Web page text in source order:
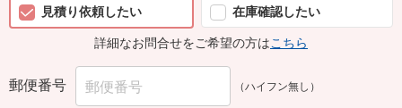
見積り依頼したい
在庫確認したい
詳細なお問合せをご希望の方はこちら
郵便番号 （ハイフン無し）